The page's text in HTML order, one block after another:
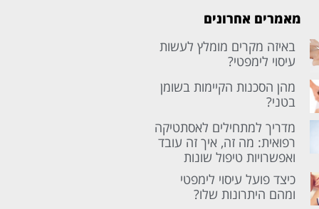
מאמרים אחרונים
באיזה מקרים מומלץ לעשות
עיסוי לימפטי?
מהן הסכנות הקיימות בשומן
בטני?
מדריך למתחילים לאסתטיקה
רפואית: מה זה, איך זה עובד
ואפשרויות טיפול שונות
כיצד פועל עיסוי לימפטי
ומהם היתרונות שלו?